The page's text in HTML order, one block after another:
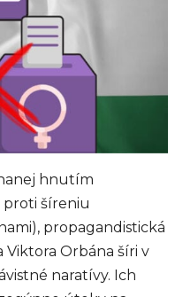
hnutím
proti šíreniu
propagandistická
Viktora Orbána šíri v
naratívy. Ich